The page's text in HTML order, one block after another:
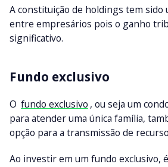
A constituição de holdings tem sido
entre empresários pois o ganho
significativo.
Fundo exclusivo
O fundo exclusivo , ou seja um
para atender uma única família,
opção para a transmissão de
Ao investir em um fundo exclusivo,